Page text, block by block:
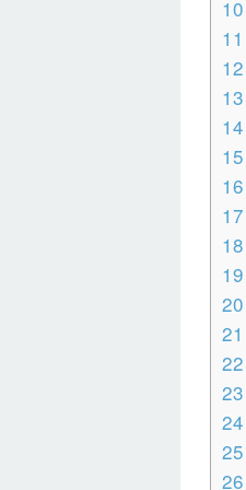
10
11
12
13
14
15
16
17
18
19
20
21
22
23
24
25
26